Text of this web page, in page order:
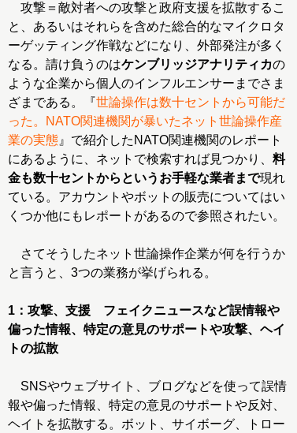
攻撃＝敵対者への攻撃と政府支援を拡散するこ
と、あるいはそれらを含めた総合的なマイクロタ
ーゲッティング作戦などになり、外部発注が多く
なる。請け負うのはケンブリッジアナリティカの
ような企業から個人のインフルエンサーまでさま
ざまである。『世論操作は数十セントから可能だ
った。NATO関連機関が暴いたネット世論操作産
業の実態 』で紹介したNATO関連機関のレポート
にあるように、ネットで検索すれば見つかり、 料
金も数十セントからというお手軽な業者まで現れ
ている。アカウントやボットの販売についてはい
くつか他にもレポートがあるので参照されたい。
さてそうしたネット世論操作企業が何を行うか
と言うと、3つの業務が挙げられる。
1：攻撃、支援 フェイクニュースなど誤情報や
偏った情報、特定の意見のサポートや攻撃、ヘイ
トの拡散
SNSやウェブサイト、ブログなどを使って誤情
報や偏った情報、特定の意見のサポートや反対、
ヘイトを拡散する。ボット、サイボーグ、トロー